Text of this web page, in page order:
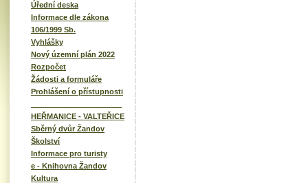
Úřední deska
Informace dle zákona
106/1999 Sb.
Vyhlášky
Nový územní plán 2022
Rozpočet
Žádosti a formuláře
Prohlášení o přístupnosti
HEŘMANICE - VALTEŘICE
Sběrný dvůr Žandov
Školství
Informace pro turisty
e - Knihovna Žandov
Kultura